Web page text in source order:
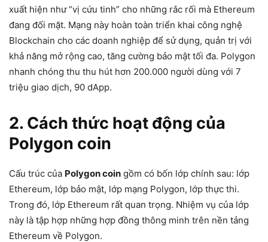
xuất hiện như “vị cứu tinh” cho những rắc rối mà Ethereum
đang đối mặt. Mạng này hoàn toàn triển khai công nghệ
Blockchain cho các doanh nghiệp để sử dụng, quản trị với
khả năng mở rộng cao, tăng cường bảo mật tối đa. Polygon
nhanh chóng thu thu hút hơn 200.000 người dùng với 7
triệu giao dịch, 90 dApp.
2. Cách thức hoạt động của
Polygon coin
Cấu trúc của Polygon coin gồm có bốn lớp chính sau: lớp
Ethereum, lớp bảo mật, lớp mạng Polygon, lớp thực thi.
Trong đó, lớp Ethereum rất quan trọng. Nhiệm vụ của lớp
này là tập hợp những hợp đồng thông minh trên nền tảng
Ethereum về Polygon.